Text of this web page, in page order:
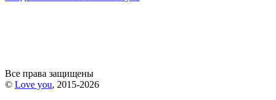
Все права защищены
© Love you, 2015-2026